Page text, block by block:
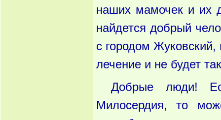
наших мамочек и их
найдется добрый
с городом Жуковский,
лечение и не будет
Добрые люди!
Милосердия, то